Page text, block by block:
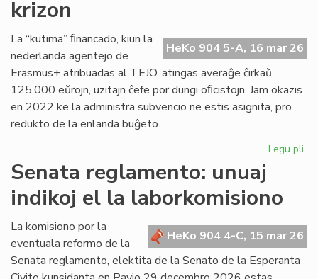
krizon
HeKo 904 5-A, 16 mar 26
La “kutima” ﬁnancado, kiun la
nederlanda agentejo de
Erasmus+ atribuadas al TEJO, atingas averaĝe ĉirkaŭ
125.000 eŭrojn, uzitajn ĉefe por dungi oﬁcistojn. Jam okazis
en 2022 ke la administra subvencio ne estis asignita, pro
redukto de la enlanda buĝeto.
Legu pli
Senata reglamento: unuaj
indikoj el la laborkomisiono
HeKo 904 4-C, 15 mar 26
La komisiono por la
eventuala reformo de la
Senata reglamento, elektita de la Senato de la Esperanta